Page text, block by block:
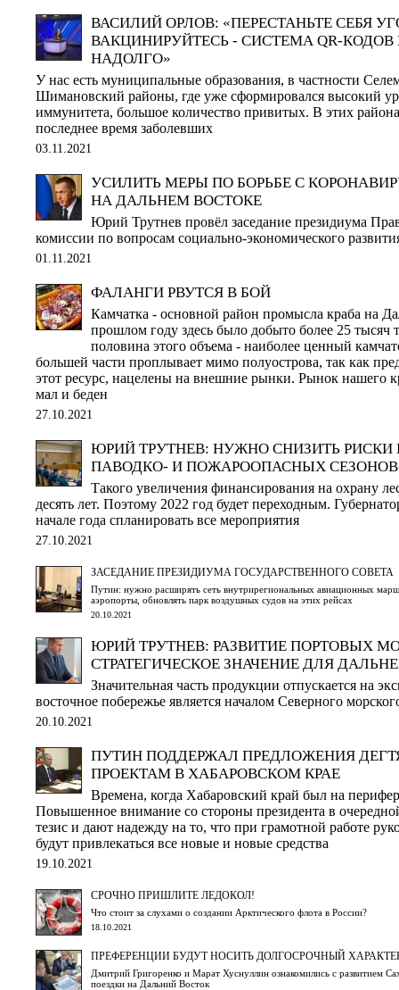
ВАСИЛИЙ ОРЛОВ: «ПЕРЕСТАНЬТЕ СЕБЯ
ВАКЦИНИРУЙТЕСЬ - СИСТЕМА QR-КОДОВ
НАДОЛГО»
У нас есть муниципальные образования, в частности
Шимановский районы, где уже сформировался высокий
иммунитета, большое количество привитых. В этих
последнее время заболевших
03.11.2021
УСИЛИТЬ МЕРЫ ПО БОРЬБЕ С
НА ДАЛЬНЕМ ВОСТОКЕ
Юрий Трутнев провёл заседание президиума
комиссии по вопросам социально-экономического
01.11.2021
ФАЛАНГИ РВУТСЯ В БОЙ
Камчатка - основной район промысла краба на
прошлом году здесь было добыто более 25 тысяч
половина этого объема - наиболее ценный
большей части проплывает мимо полуострова, так как
этот ресурс, нацелены на внешние рынки. Рынок нашего
мал и беден
27.10.2021
ЮРИЙ ТРУТНЕВ: НУЖНО СНИЗИТЬ
ПАВОДКО- И ПОЖАРООПАСНЫХ СЕЗОНОВ
Такого увеличения финансирования на охрану
десять лет. Поэтому 2022 год будет переходным.
начале года спланировать все мероприятия
27.10.2021
ЗАСЕДАНИЕ ПРЕЗИДИУМА ГОСУДАРСТВЕННОГО СОВЕТА
Путин: нужно расширять сеть внутрирегиональных авиационных
аэропорты, обновлять парк воздушных судов на этих рейсах
20.10.2021
ЮРИЙ ТРУТНЕВ: РАЗВИТИЕ ПОРТОВЫХ
СТРАТЕГИЧЕСКОЕ ЗНАЧЕНИЕ ДЛЯ
Значительная часть продукции отпускается на
восточное побережье является началом Северного
20.10.2021
ПУТИН ПОДДЕРЖАЛ ПРЕДЛОЖЕНИЯ
ПРОЕКТАМ В ХАБАРОВСКОМ КРАЕ
Времена, когда Хабаровский край был на
Повышенное внимание со стороны президента в
тезис и дают надежду на то, что при грамотной работе
будут привлекаться все новые и новые средства
19.10.2021
СРОЧНО ПРИШЛИТЕ ЛЕДОКОЛ!
Что стоит за слухами о создании Арктического флота в России?
18.10.2021
ПРЕФЕРЕНЦИИ БУДУТ НОСИТЬ ДОЛГОСРОЧНЫЙ
Дмитрий Григоренко и Марат Хуснуллин ознакомились с развитием
поездки на Дальний Восток